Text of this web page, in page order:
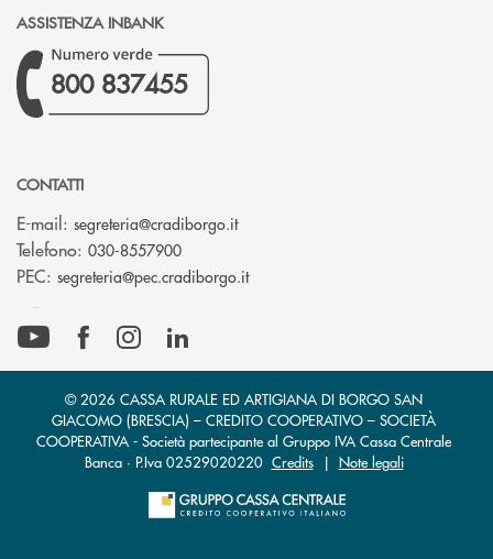
ASSISTENZA INBANK
800 837455
CONTATTI
E-mail: segreteria@cradiborgo.it(si apre l’app di posta elettronica)
Telefono: 030-8557900
PEC: segreteria@pec.cradiborgo.it(si apre l’app di posta
© 2026 CASSA RURALE ED ARTIGIANA DI BORGO SAN
GIACOMO (BRESCIA) – CREDITO COOPERATIVO – SOCIETÀ
COOPERATIVA - Società partecipante al Gruppo IVA Cassa Centrale
Banca · P.Iva 02529020220 Credits| Note legali